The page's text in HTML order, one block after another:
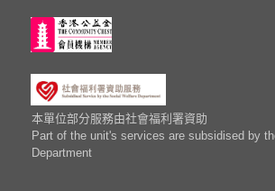
本單位部分服務由社會福利署資助
Part of the unit's services are subsidised by
Department